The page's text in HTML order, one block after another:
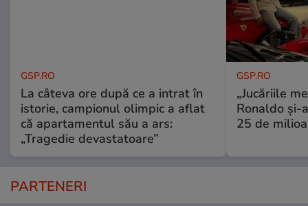
GSP.RO
La câteva ore după ce a intrat în
istorie, campionul olimpic a aflat
că apartamentul său a ars:
„Tragedie devastatoare”
GSP.RO
„Jucăriile
Ronaldo și-
25 de
PARTENERI